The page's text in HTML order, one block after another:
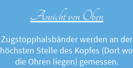
Ansicht von Oben
Zugstopphalsbänder werden an der
höchsten Stelle des Kopfes (Dort wo
die Ohren liegen) gemessen.